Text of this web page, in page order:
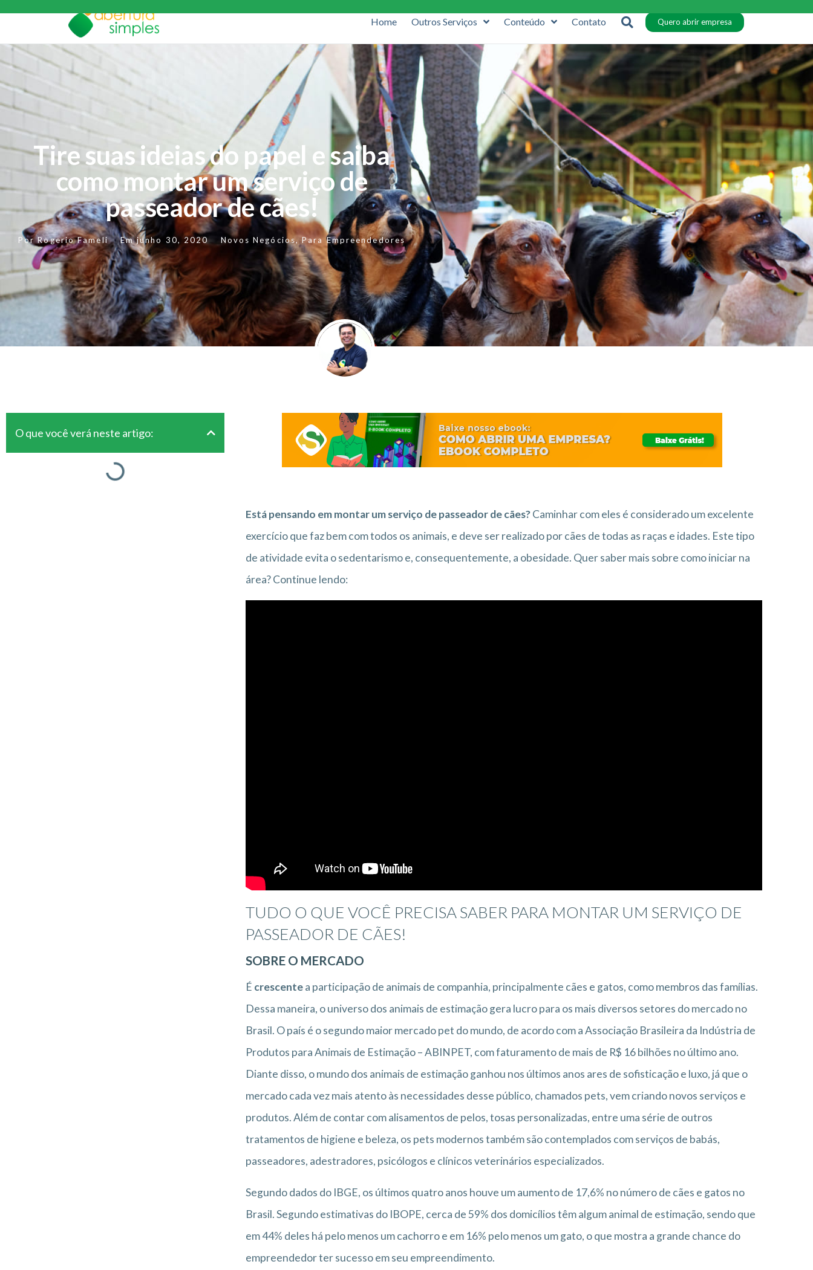
Home Outros Serviços Conteúdo Contato Quero abrir empresa
Tire suas ideias do papel e saiba
como montar um serviço de
passeador de cães!
PorRogerio Fameli Em junho 30, 2020 Novos Negócios,Para Empreendedores
O que você verá neste artigo:
Está pensando em montar um serviço de passeador de cães?Caminhar com eles é considerado um excelente
exercício que faz bem com todos os animais, e deve ser realizado por cães de todas as raças e idades. Este tipo
de atividade evita o sedentarismo e, consequentemente, a obesidade. Quer saber mais sobre como iniciar na
área? Continue lendo:
TUDO O QUE VOCÊ PRECISA SABER PARA MONTAR UM SERVIÇO DE
PASSEADOR DE CÃES!
SOBRE O MERCADO
É crescentea participação de animais de companhia, principalmente cães e gatos, como membros das famílias.
Dessa maneira, o universo dos animais de estimação gera lucro para os mais diversos setores do mercado no
Brasil. O país é o segundo maior mercado pet do mundo, de acordo com a Associação Brasileira da Indústria de
Produtos para Animais de Estimação – ABINPET, com faturamento de mais de R$ 16 bilhões no último ano.
Diante disso, o mundo dos animais de estimação ganhou nos últimos anos ares de sofisticação e luxo, já que o
mercado cada vez mais atento às necessidades desse público, chamados pets, vem criando novos serviços e
produtos. Além de contar com alisamentos de pelos, tosas personalizadas, entre uma série de outros
tratamentos de higiene e beleza, os pets modernos também são contemplados com serviços de babás,
passeadores, adestradores, psicólogos e clínicos veterinários especializados.
Segundo dados do IBGE, os últimos quatro anos houve um aumento de 17,6% no número de cães e gatos no
Brasil. Segundo estimativas do IBOPE, cerca de 59% dos domicílios têm algum animal de estimação, sendo que
em 44% deles há pelo menos um cachorro e em 16% pelo menos um gato, o que mostra a grande chance do
empreendedor ter sucesso em seu empreendimento.